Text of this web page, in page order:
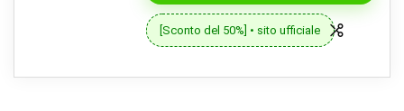
[Sconto del 50%] • sito ufficiale